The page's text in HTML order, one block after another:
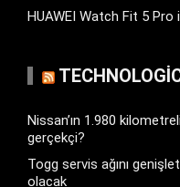
HUAWEI Watch Fit 5 Pro
Nissan’ın 1.980
gerçekçi?
Togg servis ağını
olacak